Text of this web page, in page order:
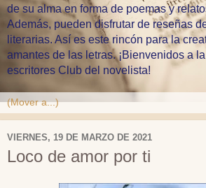
de su alma en forma de poemas y
Además, pueden disfrutar de reseñas
literarias. Así es este rincón para la
amantes de las letras. ¡Bienvenidos a
escritores Club del novelista!
VIERNES, 19 DE MARZO DE 2021
Loco de amor por ti